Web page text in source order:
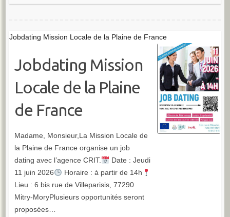
Jobdating Mission Locale de la Plaine de France
Jobdating Mission
Locale de la Plaine
de France
Madame, Monsieur,La Mission Locale de
la Plaine de France organise un job
dating avec l’agence CRIT.
Date : Jeudi
11 juin 2026
Horaire : à partir de 14h
Lieu : 6 bis rue de Villeparisis, 77290
Mitry-MoryPlusieurs opportunités seront
proposées…